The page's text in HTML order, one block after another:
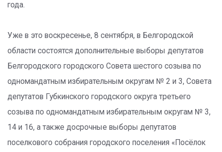
года.
Уже в это воскресенье, 8 сентября, в Белгородской
области состоятся дополнительные выборы депутатов
Белгородского городского Совета шестого созыва по
одномандатным избирательным округам № 2 и 3, Совета
депутатов Губкинского городского округа третьего
созыва по одномандатным избирательным округам № 3,
14 и 16, а также досрочные выборы депутатов
поселкового собрания городского поселения «Посёлок